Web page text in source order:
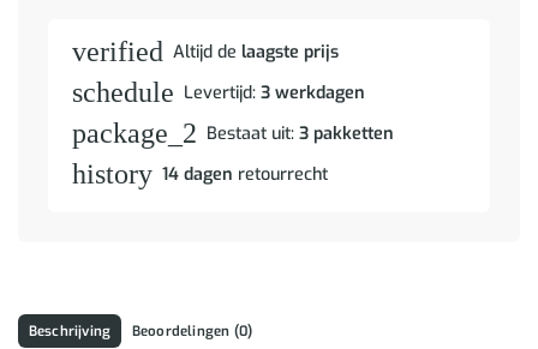
verified Altijd de laagste prijs
schedule Levertijd: 3 werkdagen
package_2 Bestaat uit: 3 pakketten
history 14 dagen retourrecht
Beschrijving Beoordelingen (0)